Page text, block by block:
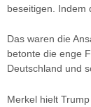
beseitigen. Indem
Das waren die
betonte die enge
Deutschland und
Merkel hielt